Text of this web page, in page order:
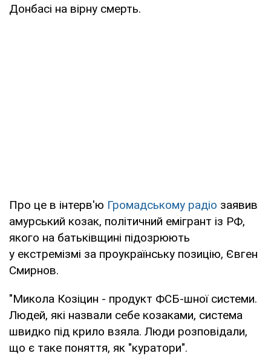
Донбасі на вірну смерть.
Про це в інтерв'ю Громадському радіо заявив
амурський козак, політичний емігрант із РФ,
якого на батьківщині підозрюють
у екстремізмі за проукраїнську позицію, Євген
Смирнов.
"Микола Козіцин - продукт ФСБ-шної системи.
Людей, які назвали себе козаками, система
швидко під крило взяла. Люди розповідали,
що є таке поняття, як "куратори".